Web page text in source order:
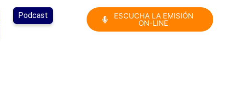
Podcast
ESCUCHA LA EMISIÓN
ON-LINE